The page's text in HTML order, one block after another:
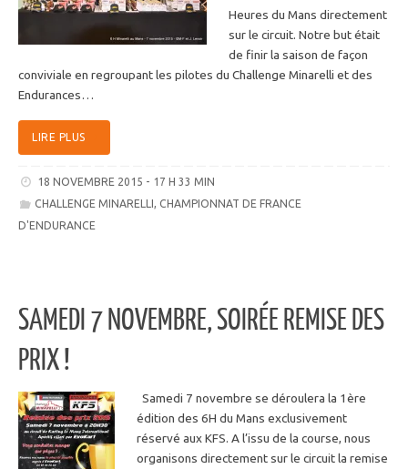
Heures du Mans directement
sur le circuit. Notre but était
de finir la saison de façon
conviviale en regroupant les pilotes du Challenge Minarelli et des
Endurances…
LIRE PLUS
18 NOVEMBRE 2015 - 17 H 33 MIN
CHALLENGE MINARELLI, CHAMPIONNAT DE FRANCE
D'ENDURANCE
SAMEDI 7 NOVEMBRE, SOIRÉE REMISE DES
PRIX !
Samedi 7 novembre se déroulera la 1ère
édition des 6H du Mans exclusivement
réservé aux KFS. A l’issu de la course, nous
organisons directement sur le circuit la remise